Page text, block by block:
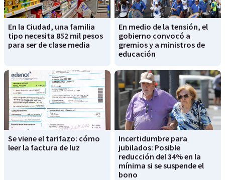
En la Ciudad, una familia
tipo necesita 852 mil pesos
para ser de clase media
En medio de la tensión, el
gobierno convocó a
gremios y a ministros de
educación
Se viene el tarifazo: cómo
leer la factura de luz
Incertidumbre para
jubilados: Posible
reducción del 34% en la
mínima si se suspende el
bono